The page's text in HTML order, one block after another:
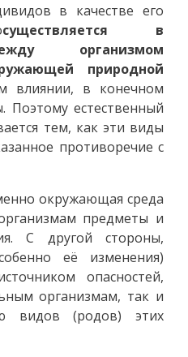
в качестве его
существляется в
организмом
природной
влиянии, в конечном
Поэтому естественный
тем, как эти виды
противоречие с
окружающая среда
предметы и
С другой стороны,
её изменения)
опасностей,
организмам, так и
видов (родов) этих